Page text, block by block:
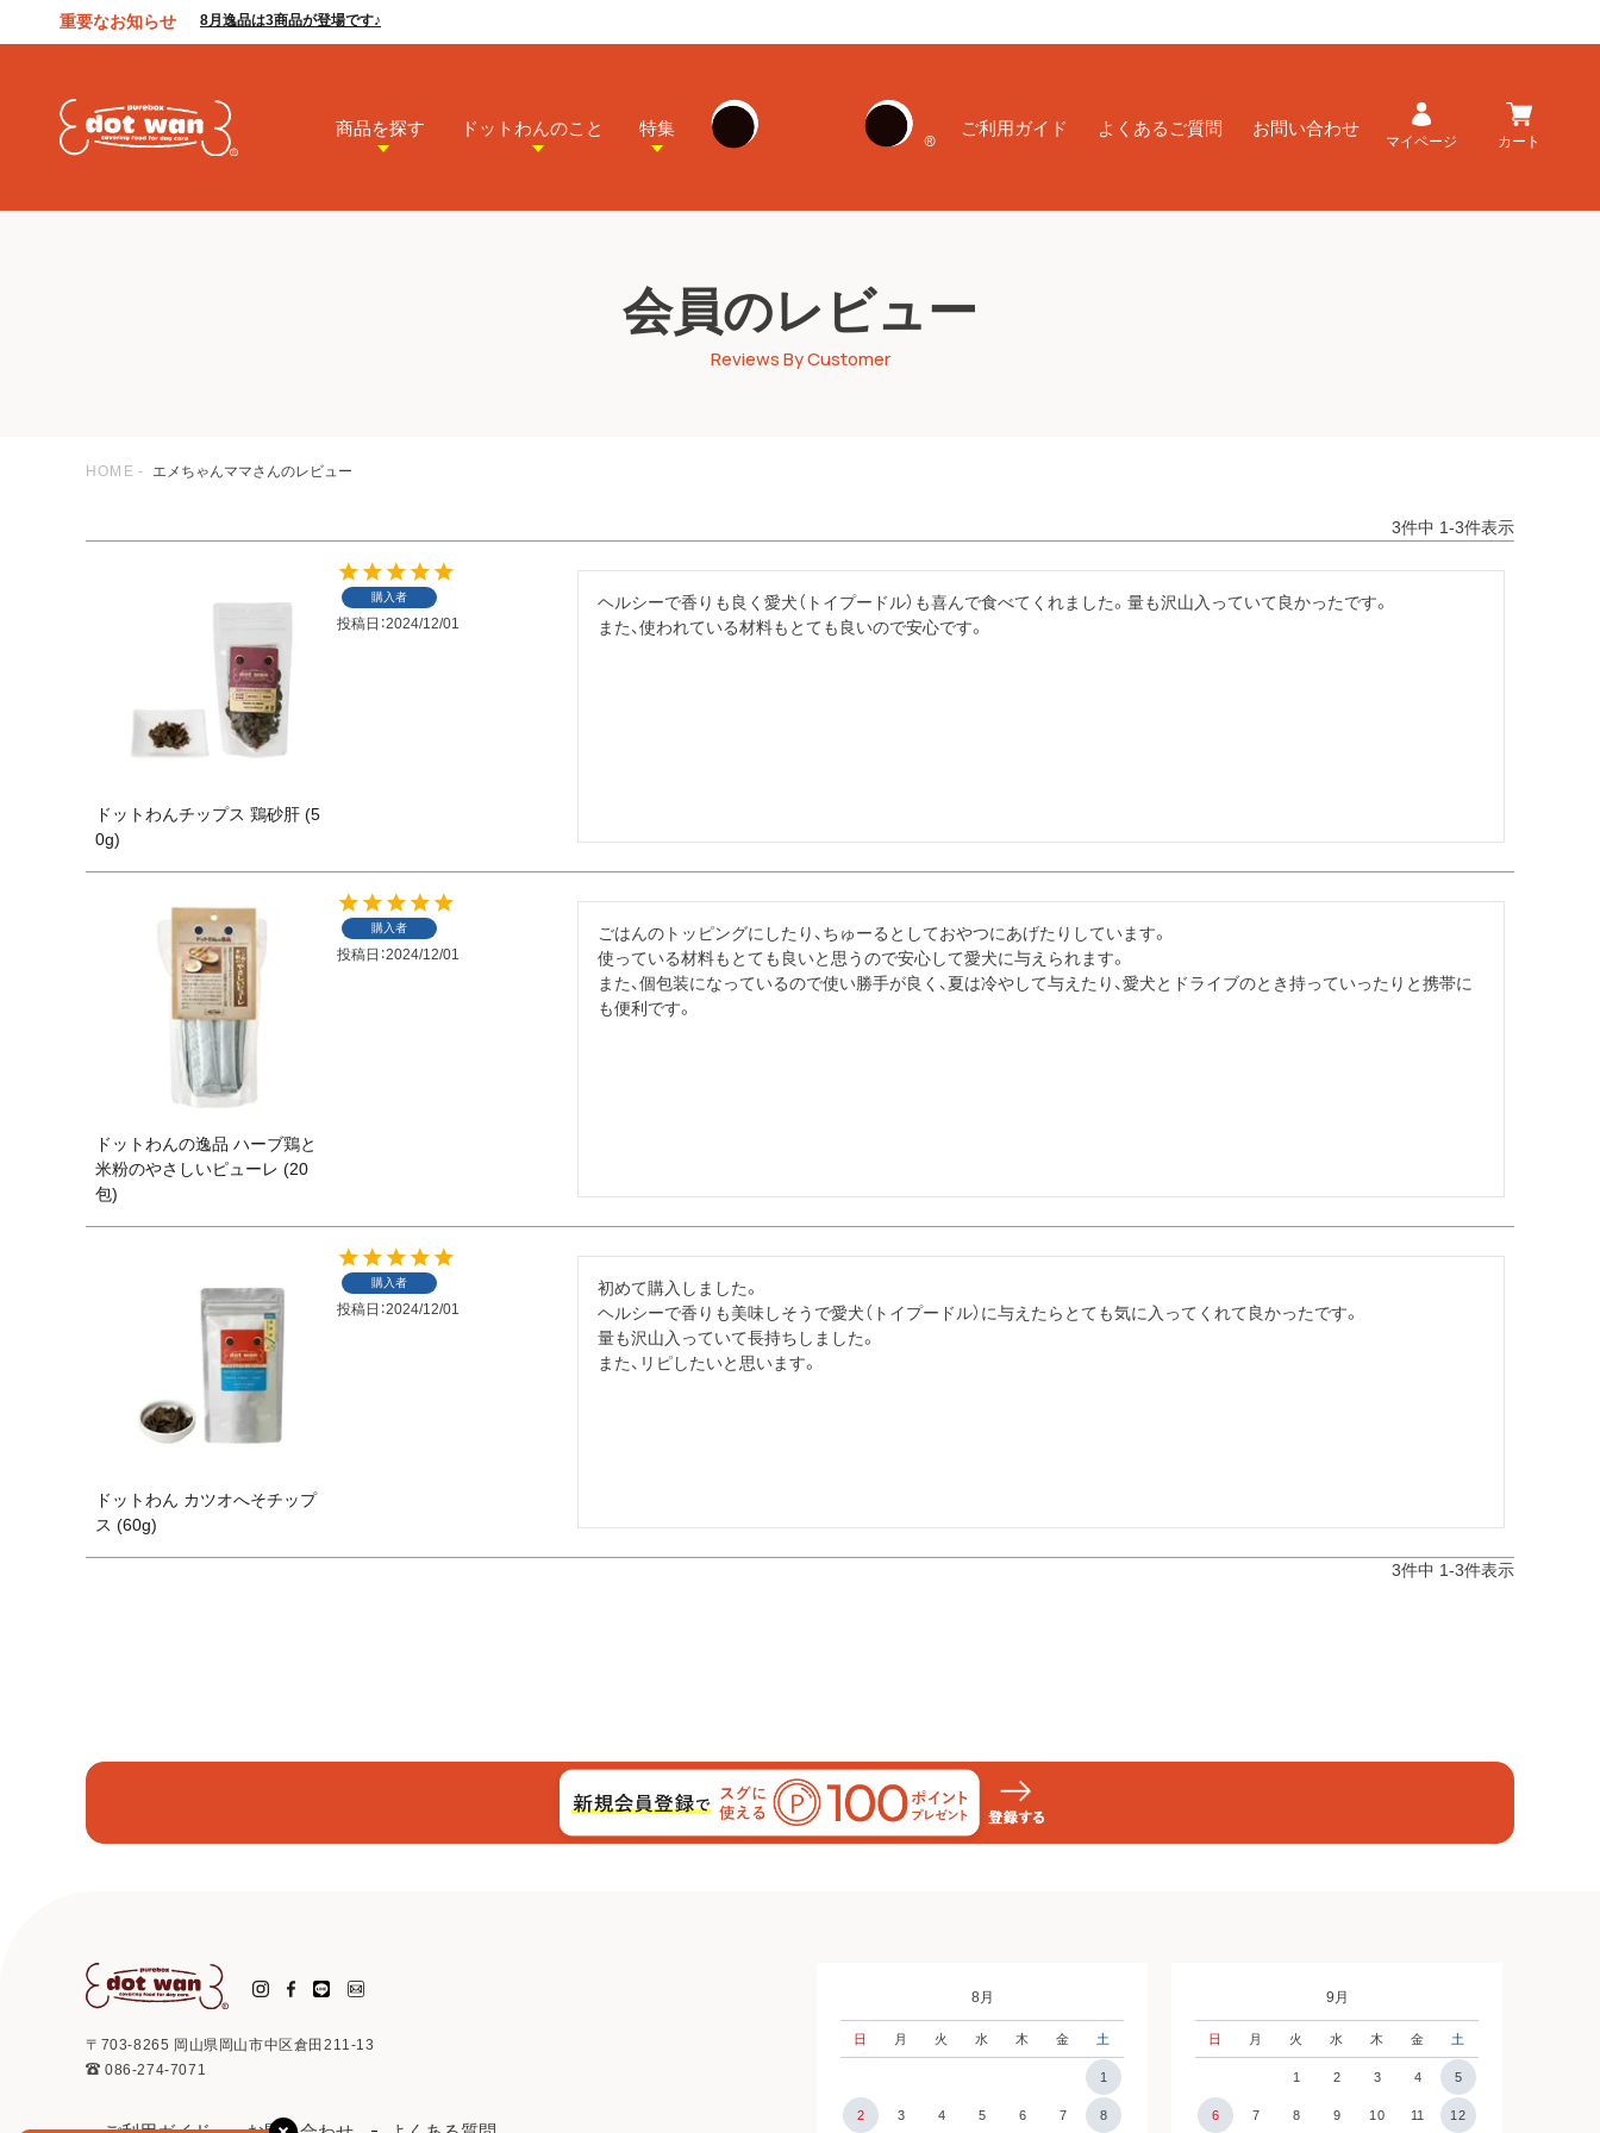
重要なお知らせ 8月逸品は3商品が登場です♪
特集
ドットわんのこと
商品を探す ご利用ガイド よくあるご質問 お問い合わせ
マイページ カート
会員のレビュー
Reviews By Customer
HOME エメちゃんママさんのレビュー
3件中 1-3件表示
ドットわんチップス 鶏砂肝 (5
0g)
購入者
投稿日 2024/12/01
ヘルシーで香りも良く愛犬（トイプードル）も喜んで食べてくれました。量も沢山入っていて良かったです。
また、使われている材料もとても良いので安心です。
ドットわんの逸品 ハーブ鶏と
米粉のやさしいピューレ (20
包)
購入者
投稿日 2024/12/01
ごはんのトッピングにしたり、ちゅーるとしておやつにあげたりしています。
使っている材料もとても良いと思うので安心して愛犬に与えられます。
また、個包装になっているので使い勝手が良く、夏は冷やして与えたり、愛犬とドライブのとき持っていったりと携帯に
も便利です。
ドットわん カツオへそチップ
ス (60g)
購入者
投稿日 2024/12/01
初めて購入しました。
ヘルシーで香りも美味しそうで愛犬（トイプードル）に与えたらとても気に入ってくれて良かったです。
量も沢山入っていて長持ちしました。
また、リピしたいと思います。
3件中 1-3件表示
8月
日 月 火 水 木 金 土
1
2 3 4 5 6 7 8
9月
日 月 火 水 木 金 土
1 2 3 4 5
6 7 8 9 10 11 12
〒703-8265 岡山県岡山市中区倉田211-13
086-274-7071